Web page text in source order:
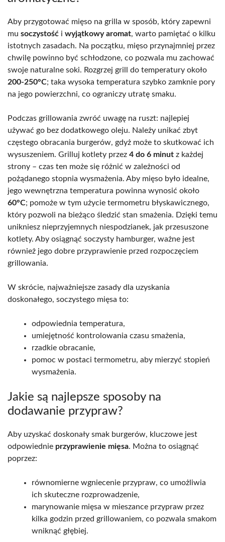
Aby przygotować mięso na grilla w sposób, który zapewni
mu soczystość i wyjątkowy aromat, warto pamiętać o kilku
istotnych zasadach. Na początku, mięso przynajmniej przez
chwilę powinno być schłodzone, co pozwala mu zachować
swoje naturalne soki. Rozgrzej grill do temperatury około
200-250°C; taka wysoka temperatura szybko zamknie pory
na jego powierzchni, co ograniczy utratę smaku.
Podczas grillowania zwróć uwagę na ruszt: najlepiej
używać go bez dodatkowego oleju. Należy unikać zbyt
częstego obracania burgerów, gdyż może to skutkować ich
wysuszeniem. Grilluj kotlety przez 4 do 6 minut z każdej
strony – czas ten może się różnić w zależności od
pożądanego stopnia wysmażenia. Aby mięso było idealne,
jego wewnętrzna temperatura powinna wynosić około
60°C; pomoże w tym użycie termometru błyskawicznego,
który pozwoli na bieżąco śledzić stan smażenia. Dzięki temu
unikniesz nieprzyjemnych niespodzianek, jak przesuszone
kotlety. Aby osiągnąć soczysty hamburger, ważne jest
również jego dobre przyprawienie przed rozpoczęciem
grillowania.
W skrócie, najważniejsze zasady dla uzyskania
doskonałego, soczystego mięsa to:
odpowiednia temperatura,
umiejętność kontrolowania czasu smażenia,
rzadkie obracanie,
pomoc w postaci termometru, aby mierzyć stopień
wysmażenia.
Jakie są najlepsze sposoby na
dodawanie przypraw?
Aby uzyskać doskonały smak burgerów, kluczowe jest
odpowiednie przyprawienie mięsa. Można to osiągnąć
poprzez:
równomierne wgniecenie przypraw, co umożliwia
ich skuteczne rozprowadzenie,
marynowanie mięsa w mieszance przypraw przez
kilka godzin przed grillowaniem, co pozwala smakom
wniknąć głębiej.